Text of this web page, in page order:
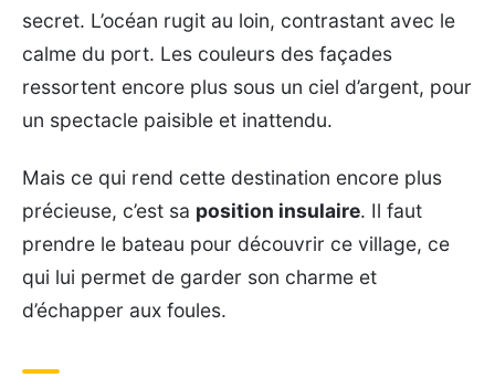
secret. L’océan rugit au loin, contrastant avec le
calme du port. Les couleurs des façades
ressortent encore plus sous un ciel d’argent, pour
un spectacle paisible et inattendu.
Mais ce qui rend cette destination encore plus
précieuse, c’est sa position insulaire. Il faut
prendre le bateau pour découvrir ce village, ce
qui lui permet de garder son charme et
d’échapper aux foules.